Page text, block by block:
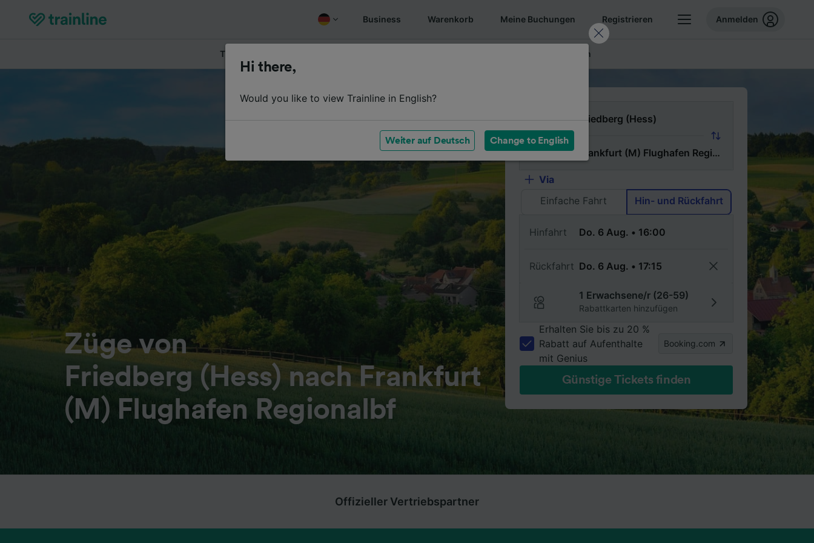
Business Warenkorb Meine Buchungen Registrieren Anmelden
Tickets kaufen Oft gestellte Fragen
Züge von
Friedberg (Hess) nach Frankfurt
(M) Flughafen Regionalbf
Von
Nach
Via
Einfache Fahrt
Hin- und Rückfahrt
Hinfahrt
Rückfahrt
1 Erwachsene/r (26-59)
Rabattkarten hinzufügen
Erhalten Sie bis zu 20 %
Rabatt auf Aufenthalte
mit Genius
Booking.com
Günstige Tickets finden
Offizieller Vertriebspartner
Hi there,
Would you like to view Trainline in English?
Weiter auf Deutsch Change to English